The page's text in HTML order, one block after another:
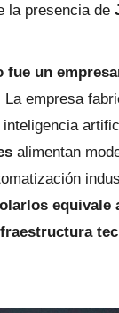
la presencia de
fue un
La empresa
alimentan
equivale